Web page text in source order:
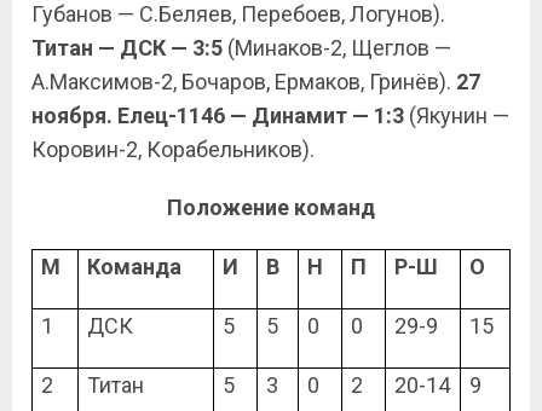
Губанов — С.Беляев, Перебоев, Логунов).
Титан — ДСК — 3:5 (Минаков-2, Щеглов —
А.Максимов-2, Бочаров, Ермаков, Гринёв). 27
ноября. Елец-1146 — Динамит — 1:3 (Якунин —
Коровин-2, Корабельников).
Положение команд
М Команда И В Н П Р-Ш О
1 ДСК 5 5 0 0 29-9 15
2 Титан 5 3 0 2 20-14 9